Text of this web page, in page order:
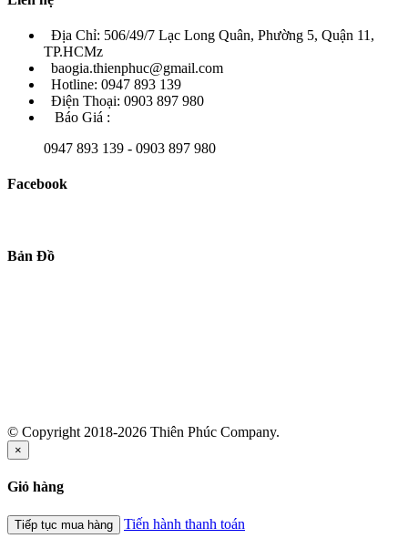
Địa Chỉ: 506/49/7 Lạc Long Quân, Phường 5, Quận 11,
TP.HCMz
baogia.thienphuc@gmail.com
Hotline: 0947 893 139
Điện Thoại: 0903 897 980
Báo Giá :
0947 893 139 - 0903 897 980
Facebook
Bản Đồ
© Copyright 2018-2026 Thiên Phúc Company.
×
Giỏ hàng
Tiếp tục mua hàng Tiến hành thanh toán